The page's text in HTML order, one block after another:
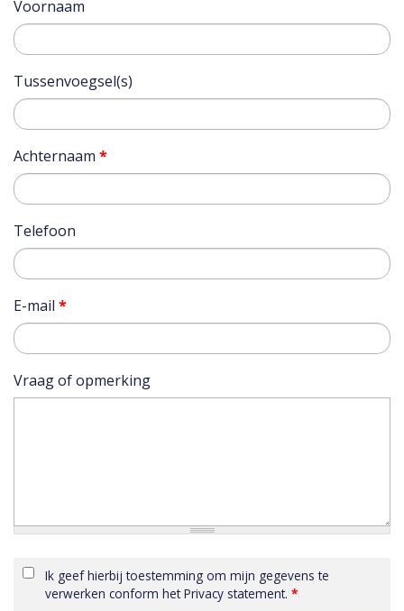
Voornaam
Tussenvoegsel(s)
Achternaam *
Telefoon
E-mail *
Vraag of opmerking
Ik geef hierbij toestemming om mijn gegevens te
verwerken conform het Privacy statement. *